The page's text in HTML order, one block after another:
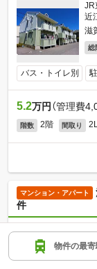
JR
近
滋
総
バス・トイレ別
5.2万円 （管理費
階数 2階 間取り
マンション・アパート
件
JR
近
物件の最